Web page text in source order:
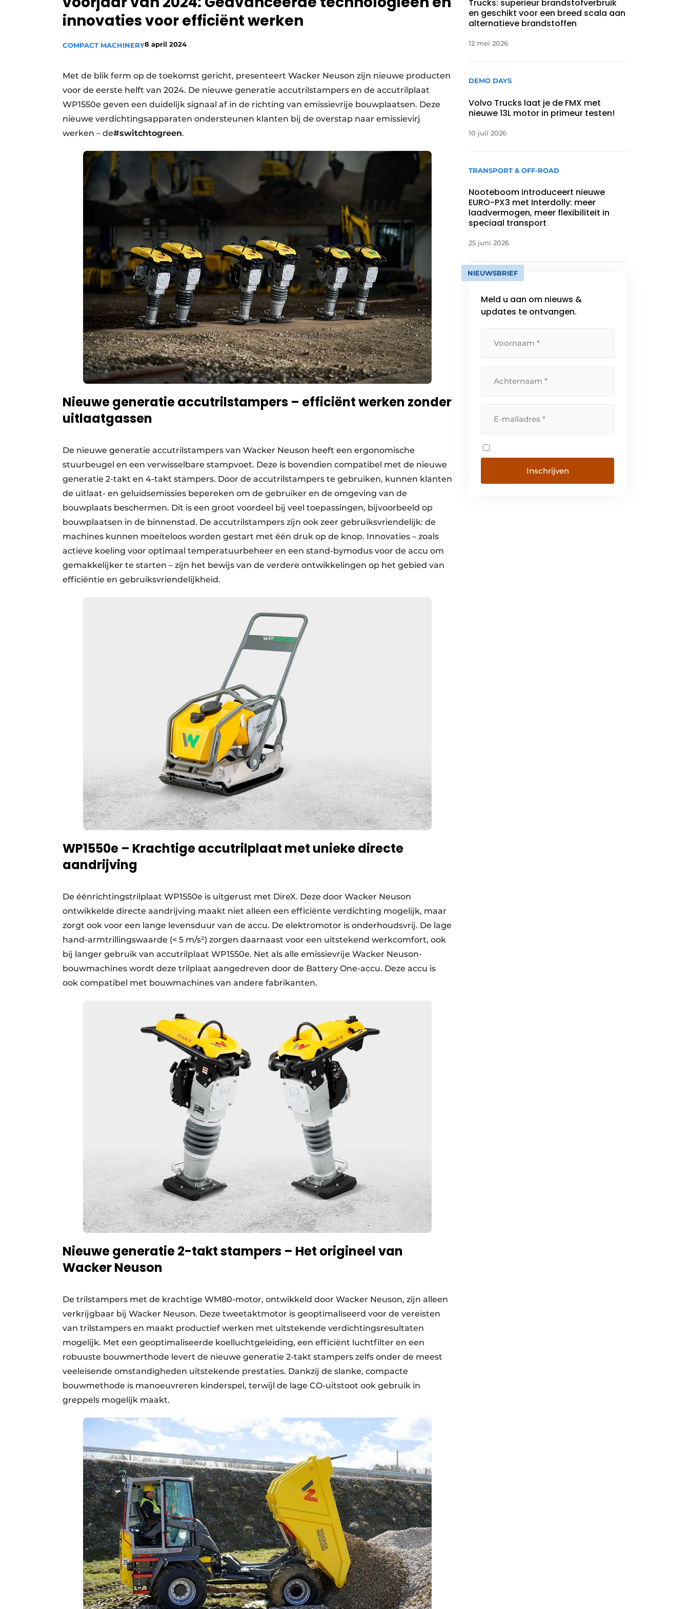
Vacature aanmelden
Vacatures
Video’s
innovaties voor efficiënt werken
COMPACT MACHINERY8 april 2024
Met de blik ferm op de toekomst gericht, presenteert Wacker Neuson zijn nieuwe producten
voor de eerste helft van 2024. De nieuwe generatie accutrilstampers en de accutrilplaat
WP1550e geven een duidelijk signaal af in de richting van emissievrije bouwplaatsen. Deze
nieuwe verdichtingsapparaten ondersteunen klanten bij de overstap naar emissievirj
werken – de#switchtogreen.
Nieuwe generatie accutrilstampers – efficiënt werken zonder
uitlaatgassen
De nieuwe generatie accutrilstampers van Wacker Neuson heeft een ergonomische
stuurbeugel en een verwisselbare stampvoet. Deze is bovendien compatibel met de nieuwe
generatie 2-takt en 4-takt stampers. Door de accutrilstampers te gebruiken, kunnen klanten
de uitlaat- en geluidsemissies bepereken om de gebruiker en de omgeving van de
bouwplaats beschermen. Dit is een groot voordeel bij veel toepassingen, bijvoorbeeld op
bouwplaatsen in de binnenstad. De accutrilstampers zijn ook zeer gebruiksvriendelijk: de
machines kunnen moeiteloos worden gestart met één druk op de knop. Innovaties – zoals
actieve koeling voor optimaal temperatuurbeheer en een stand-bymodus voor de accu om
gemakkelijker te starten – zijn het bewijs van de verdere ontwikkelingen op het gebied van
efficiëntie en gebruiksvriendelijkheid.
WP1550e – Krachtige accutrilplaat met unieke directe
aandrijving
De éénrichtingstrilplaat WP1550e is uitgerust met DireX. Deze door Wacker Neuson
ontwikkelde directe aandrijving maakt niet alleen een efficiënte verdichting mogelijk, maar
zorgt ook voor een lange levensduur van de accu. De elektromotor is onderhoudsvrij. De lage
hand-armtrillingswaarde (< 5 m/s²) zorgen daarnaast voor een uitstekend werkcomfort, ook
bij langer gebruik van accutrilplaat WP1550e. Net als alle emissievrije Wacker Neuson-
bouwmachines wordt deze trilplaat aangedreven door de Battery One-accu. Deze accu is
ook compatibel met bouwmachines van andere fabrikanten.
Nieuwe generatie 2-takt stampers – Het origineel van
Wacker Neuson
De trilstampers met de krachtige WM80-motor, ontwikkeld door Wacker Neuson, zijn alleen
verkrijgbaar bij Wacker Neuson. Deze tweetaktmotor is geoptimaliseerd voor de vereisten
van trilstampers en maakt productief werken met uitstekende verdichtingsresultaten
mogelijk. Met een geoptimaliseerde koelluchtgeleiding, een efficiënt luchtfilter en een
robuuste bouwmerthode levert de nieuwe generatie 2-takt stampers zelfs onder de meest
veeleisende omstandigheden uitstekende prestaties. Dankzij de slanke, compacte
bouwmethode is manoeuvreren kinderspel, terwijl de lage CO-uitstoot ook gebruik in
greppels mogelijk maakt.
Trucks: superieur brandstofverbruik
en geschikt voor een breed scala aan
alternatieve brandstoffen
12 mei 2026
DEMO DAYS
Volvo Trucks laat je de FMX met
nieuwe 13L motor in primeur testen!
10 juli 2026
TRANSPORT & OFF-ROAD
Nooteboom introduceert nieuwe
EURO-PX3 met Interdolly: meer
laadvermogen, meer flexibiliteit in
speciaal transport
25 juni 2026
NIEUWSBRIEF
Meld u aan om nieuws &
updates te ontvangen.